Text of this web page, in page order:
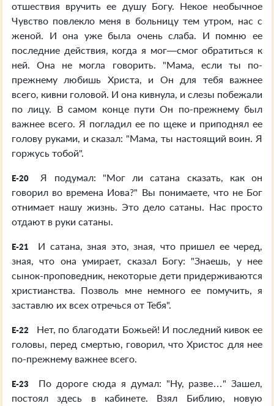
отшествия вручить ее душу Богу. Некое необычное
Чувство повлекло меня в больницу тем утром, нас с
женой. И она уже была очень слаба. И помню ее
последние действия, когда я мог—смог обратиться к
ней. Она не могла говорить. "Мама, если ты по-
прежнему любишь Христа, и Он для тебя важнее
всего, кивни головой. И она кивнула, и слезы побежали
по лицу. В самом конце пути Он по-прежнему был
важнее всего. Я погладил ее по щеке и приподнял ее
голову руками, и сказал: "Мама, ты настоящий воин. Я
горжусь тобой".
E-20
Я подумал: "Мог ли сатана сказать, как он
говорил во времена Иова?" Вы понимаете, что не Бог
отнимает нашу жизнь. Это дело сатаны. Нас просто
отдают в руки сатаны.
E-21
И сатана, зная это, зная, что пришел ее черед,
зная, что она умирает, сказал Богу: "Знаешь, у нее
сынок-проповедник, некоторые дети придерживаются
христианства. Позволь мне немного ее помучить, я
заставлю их всех отречься от Тебя".
E-22
Нет, по благодати Божьей! И последний кивок ее
головы, перед смертью, говорил, что Христос для нее
по-прежнему важнее всего.
E-23
По дороге сюда я думал: "Ну, разве…" Зашел,
постоял здесь в кабинете. Взял Библию, новую